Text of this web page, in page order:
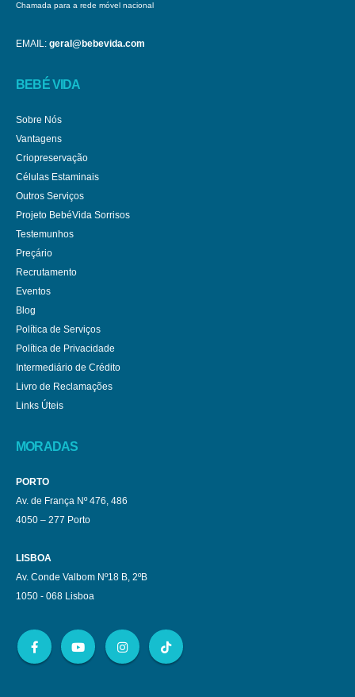
Chamada para a rede móvel nacional
EMAIL: geral@bebevida.com
BEBÉ VIDA
Sobre Nós
Vantagens
Criopreservação
Células Estaminais
Outros Serviços
Projeto BebéVida Sorrisos
Testemunhos
Preçário
Recrutamento
Eventos
Blog
Política de Serviços
Política de Privacidade
Intermediário de Crédito
Livro de Reclamações
Links Úteis
MORADAS
PORTO
Av. de França Nº 476, 486
4050 – 277 Porto
LISBOA
Av. Conde Valbom Nº18 B, 2ºB
1050 - 068 Lisboa